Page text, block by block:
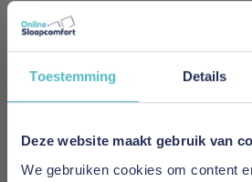
Toestemming Details
Deze website maakt gebruik van
We gebruiken cookies om content
Adore Dwarsgespannen
Meer
Merk